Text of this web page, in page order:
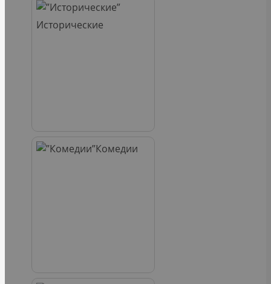
Исторические
Комедии